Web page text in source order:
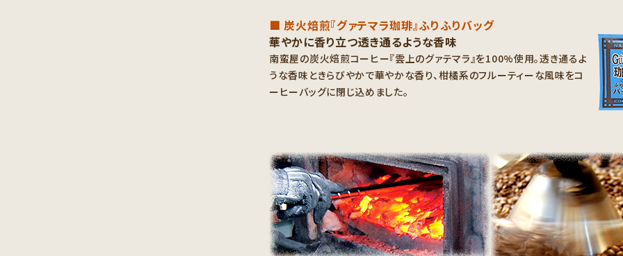
■ 炭火焙煎『グァテマラ珈琲』ふりふりバッグ
華やかに香り立つ透き通るような香味
南蛮屋の炭火焙煎コーヒー『雲上のグァテマラ』を100%使用。透き通るよ
うな香味ときらびやかで華やかな香り、柑橘系のフルーティーな風味をコ
ーヒーバッグに閉じ込めました。